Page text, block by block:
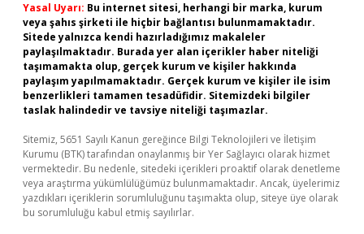
Yasal Uyarı: Bu internet sitesi, herhangi bir marka, kurum
veya şahıs şirketi ile hiçbir bağlantısı bulunmamaktadır.
Sitede yalnızca kendi hazırladığımız makaleler
paylaşılmaktadır. Burada yer alan içerikler haber niteliği
taşımamakta olup, gerçek kurum ve kişiler hakkında
paylaşım yapılmamaktadır. Gerçek kurum ve kişiler ile isim
benzerlikleri tamamen tesadüfidir. Sitemizdeki bilgiler
taslak halindedir ve tavsiye niteliği taşımazlar.
Sitemiz, 5651 Sayılı Kanun gereğince Bilgi Teknolojileri ve İletişim
Kurumu (BTK) tarafından onaylanmış bir Yer Sağlayıcı olarak hizmet
vermektedir. Bu nedenle, sitedeki içerikleri proaktif olarak denetleme
veya araştırma yükümlülüğümüz bulunmamaktadır. Ancak, üyelerimiz
yazdıkları içeriklerin sorumluluğunu taşımakta olup, siteye üye olarak
bu sorumluluğu kabul etmiş sayılırlar.